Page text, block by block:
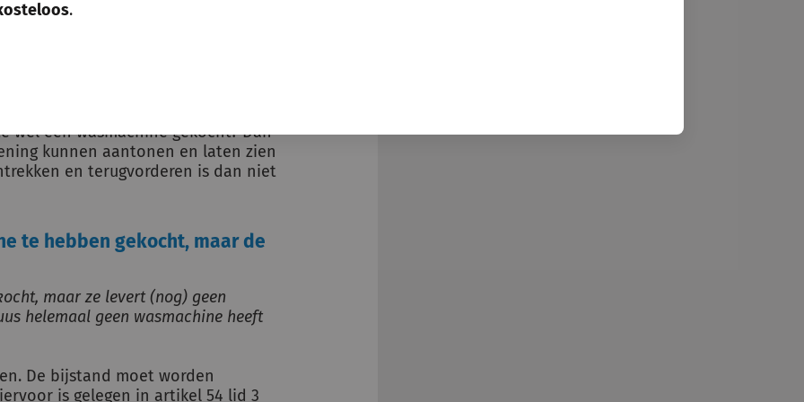
.
direct vanaf de toekenning
wasmachine (en vervolgens de
van de verleende
is
wel een wasmachine gekocht? Dan
kunnen aantonen en laten zien
en terugvorderen is dan niet
te hebben gekocht, maar de
maar ze levert (nog) geen
helemaal geen wasmachine heeft
De bijstand moet worden
is gelegen in artikel 54 lid 3